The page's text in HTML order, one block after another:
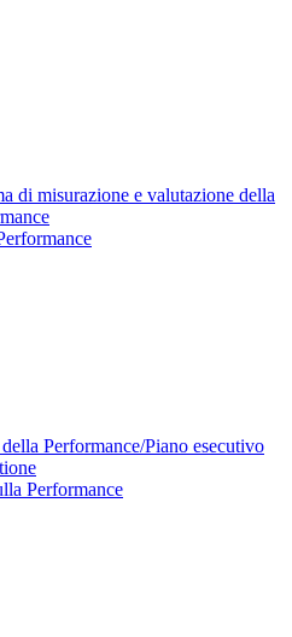
di misurazione e valutazione della
Performance/Piano esecutivo
Performance